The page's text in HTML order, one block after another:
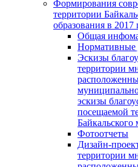
Формирования
территории
образования в 2017
Общая
Нормативные
Эскизы
территории
эскизы
посещаемой
Фотоотчеты
Дизайн-
территории